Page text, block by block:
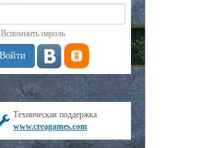
Вспомнить пароль
Техническая поддержка
www.creagames.com